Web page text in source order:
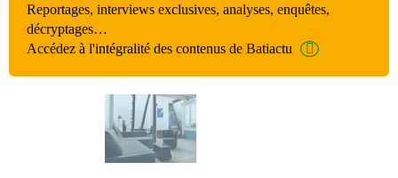
Reportages, interviews exclusives, analyses, enquêtes,
décryptages…
Accédez à l'intégralité des contenus de Batiactu